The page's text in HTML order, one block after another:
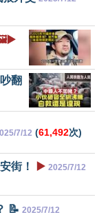
翻
7/12 (61,492次)
街！ ▶️ 2025/7/12
📝 2025/7/12